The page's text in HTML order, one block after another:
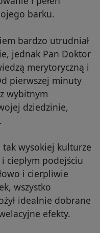
barku.
bardzo utrudniał
jednak Pan Doktor
merytoryczną i
pierwszej minuty
wybitnym
dziedzinie,
tak wysokiej kulturze
ciepłym podejściu
i cierpliwie
wszystko
idealnie dobrane
efekty.